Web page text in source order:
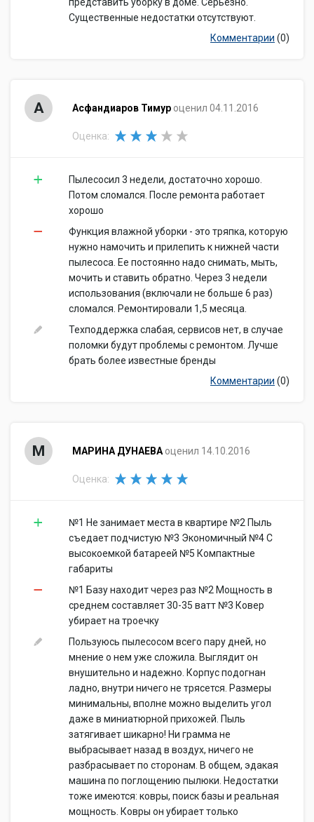
Существенные недостатки отсутствуют.
Комментарии (0)
А Асфандиаров Тимур оценил 04.11.2016
Оценка:
Пылесосил 3 недели, достаточно хорошо.
Потом сломался. После ремонта работает
хорошо
Функция влажной уборки - это тряпка, которую
нужно намочить и прилепить к нижней части
пылесоса. Ее постоянно надо снимать, мыть,
мочить и ставить обратно. Через 3 недели
использования (включали не больше 6 раз)
сломался. Ремонтировали 1,5 месяца.
Техподдержка слабая, сервисов нет, в случае
поломки будут проблемы с ремонтом. Лучше
брать более известные бренды
Комментарии (0)
М МАРИНА ДУНАЕВА оценил 14.10.2016
Оценка:
№1 Не занимает места в квартире №2 Пыль
съедает подчистую №3 Экономичный №4 С
высокоемкой батареей №5 Компактные
габариты
№1 Базу находит через раз №2 Мощность в
среднем составляет 30-35 ватт №3 Ковер
убирает на троечку
Пользуюсь пылесосом всего пару дней, но
мнение о нем уже сложила. Выглядит он
внушительно и надежно. Корпус подогнан
ладно, внутри ничего не трясется. Размеры
минимальны, вполне можно выделить угол
даже в миниатюрной прихожей. Пыль
затягивает шикарно! Ни грамма не
выбрасывает назад в воздух, ничего не
разбрасывает по сторонам. В общем, эдакая
машина по поглощению пылюки. Недостатки
тоже имеются: ковры, поиск базы и реальная
мощность. Ковры он убирает только